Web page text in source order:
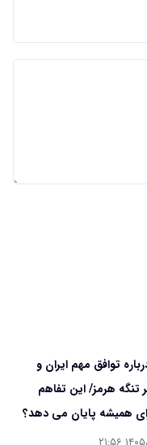
توافق مهم ایران و
تنگه هرمز/ این تفاهم
همیشه پایان می دهد؟